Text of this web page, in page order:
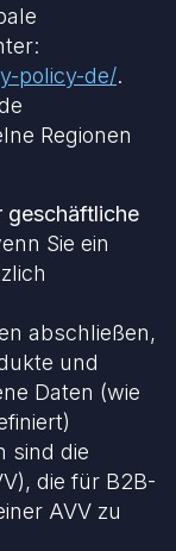
policy-de/.
Regionen
geschäftliche
Sie ein
abschließen,
und
Daten (wie
sind die
die für B2B-
AVV zu